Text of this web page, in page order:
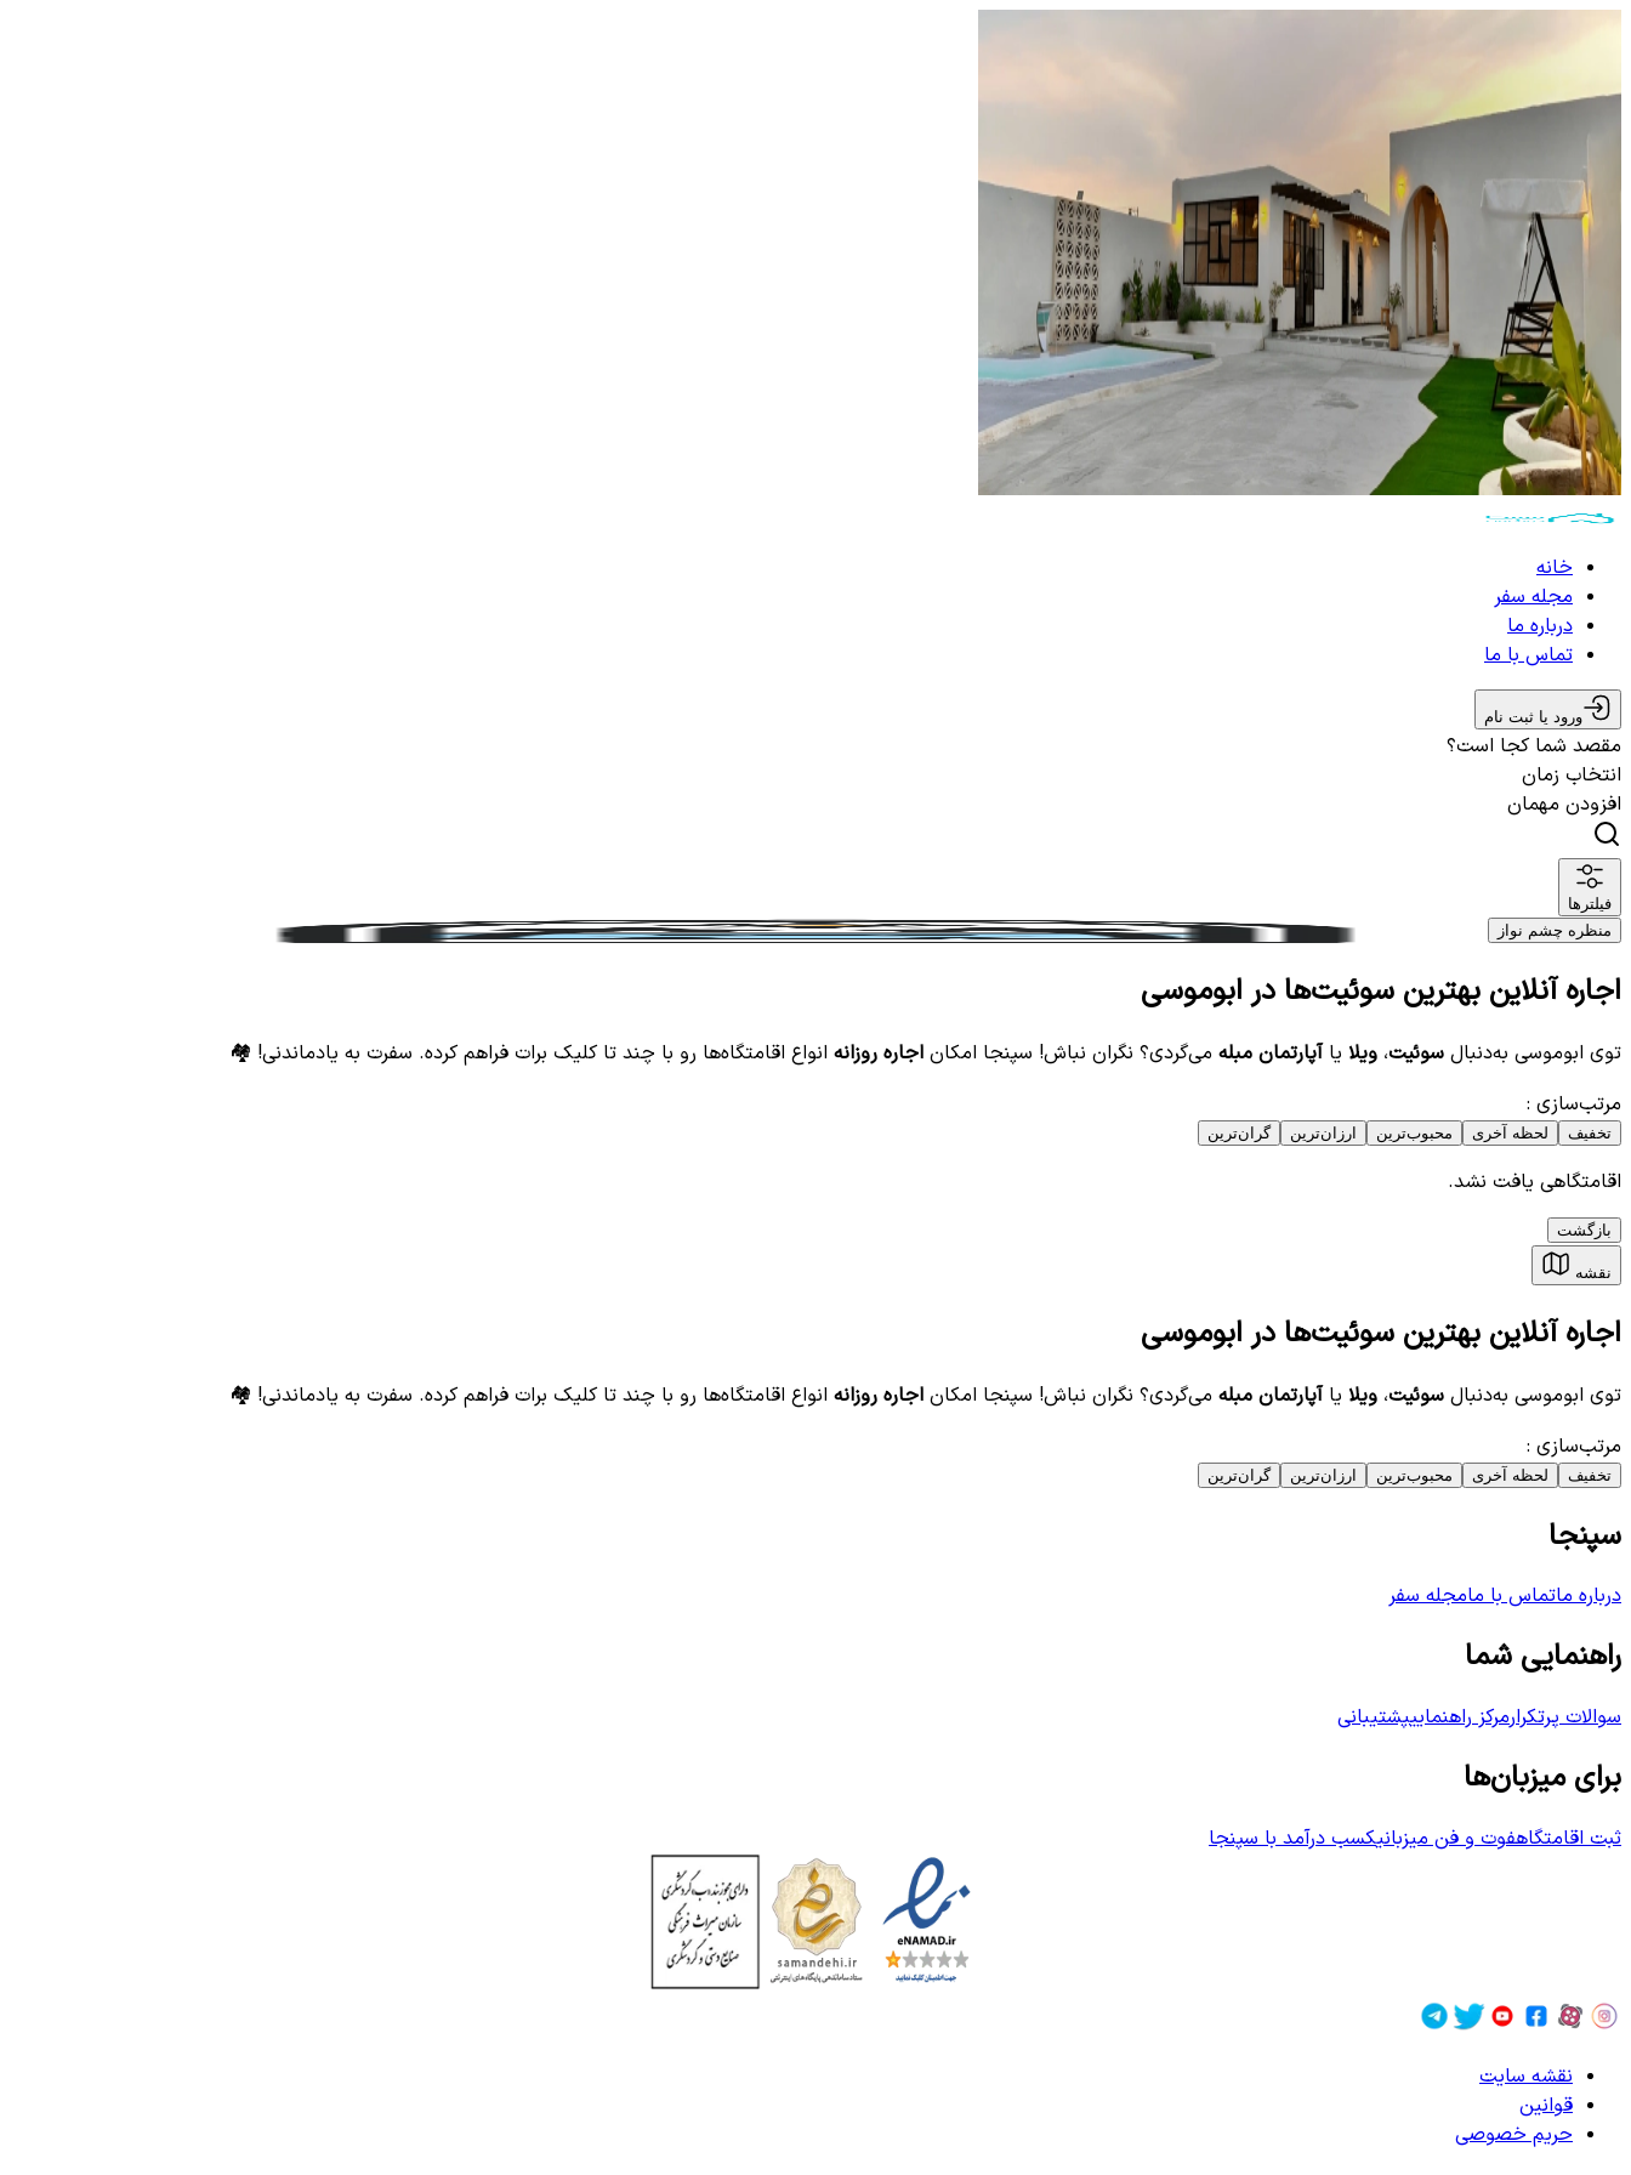
خانه
مجله سفر
درباره ما
تماس با ما
ورود یا ثبت نام
مقصد شما کجا است؟
انتخاب زمان
افزودن مهمان
فیلترها
منظره چشم نواز
اجاره آنلاین بهترین سوئیت‌ها در ابوموسی
توی ابوموسی به‌دنبال سوئیت، ویلا یاآپارتمان مبله می‌گردی؟ نگران نباش! سپنجا امکان اجاره روزانه انواع اقامتگاه‌ها رو با چند تا کلیک برات فراهم کرده. سفرت به یادماندنی! 🏘️
مرتب‌سازی :
تخفیف لحظه آخری محبوب‌ترین ارزان‌ترین گران‌ترین
اقامتگاهی یافت نشد.
بازگشت
نقشه
اجاره آنلاین بهترین سوئیت‌ها در ابوموسی
توی ابوموسی به‌دنبال سوئیت، ویلا یاآپارتمان مبله می‌گردی؟ نگران نباش! سپنجا امکان اجاره روزانه انواع اقامتگاه‌ها رو با چند تا کلیک برات فراهم کرده. سفرت به یادماندنی! 🏘️
مرتب‌سازی :
تخفیف لحظه آخری محبوب‌ترین ارزان‌ترین گران‌ترین
سپنجا
درباره ماتماس با مامجله سفر
راهنمایی شما
سوالات پرتکرارمرکز راهنماییپشتیبانی
برای میزبان‌ها
ثبت اقامتگاهفوت و فن میزبانیکسب درآمد با سپنجا
نقشه سایت
قوانین
حریم خصوصی